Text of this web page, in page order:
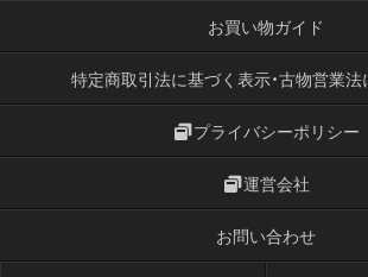
お買い物ガイド
特定商取引法に基づく表示・古物営業
プライバシーポリシー
運営会社
お問い合わせ